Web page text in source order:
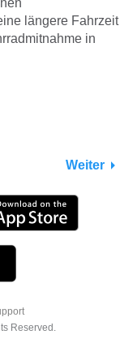
längere Fahrzeit
in
Weiter
Reserved.